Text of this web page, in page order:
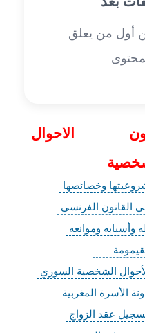
أول من يعلق
الاحوال
وخصائصها
القانون الفرنسي
وأسبابه وموانعه
الشخصية السوري
الأسرة المغربية
عقد الزواج